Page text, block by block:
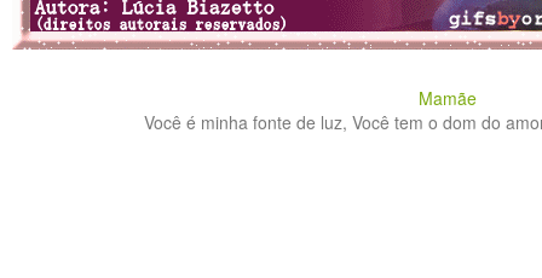
Mamãe
Você é minha fonte de luz, Você tem o dom do